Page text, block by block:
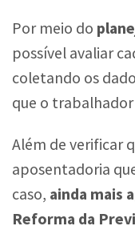
Por meio do
possível avaliar
coletando os
que o
Além de verificar
aposentadoria
caso, ainda mais
Reforma da